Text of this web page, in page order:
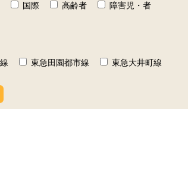
国際 高齢者
障害児・者
東急田園都市線
東急大井町線